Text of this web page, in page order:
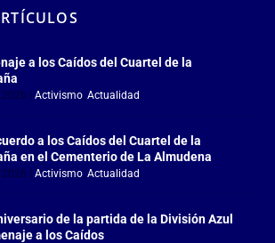
a los Caídos del Cuartel de la
|Activismo,Actualidad
a los Caídos del Cuartel de la
en el Cementerio de La Almudena
|Activismo,Actualidad
de la partida de la División Azul
a los Caídos